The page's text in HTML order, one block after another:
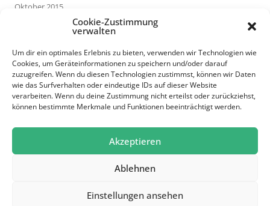
Cookie-Zustimmung
verwalten
Um dir ein optimales Erlebnis zu bieten, verwenden wir Technologien wie
Cookies, um Geräteinformationen zu speichern und/oder darauf
zuzugreifen. Wenn du diesen Technologien zustimmst, können wir Daten
wie das Surfverhalten oder eindeutige IDs auf dieser Website
verarbeiten. Wenn du deine Zustimmung nicht erteilst oder zurückziehst,
können bestimmte Merkmale und Funktionen beeinträchtigt werden.
Akzeptieren
Ablehnen
Einstellungen ansehen
Oktober 2015
Juli 2015
Juni 2015
Mai 2015
März 2015
Februar 2015